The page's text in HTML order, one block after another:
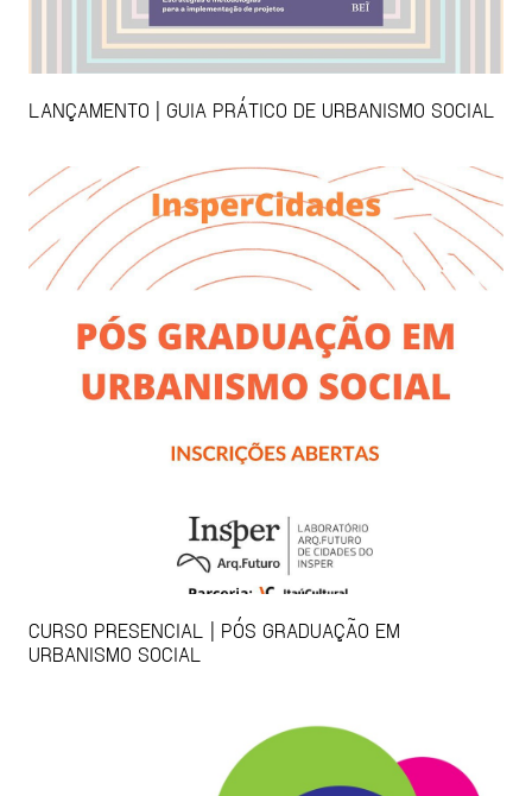
LANÇAMENTO | GUIA PRÁTICO DE URBANISMO SOCIAL
CURSO PRESENCIAL | PÓS GRADUAÇÃO EM
URBANISMO SOCIAL